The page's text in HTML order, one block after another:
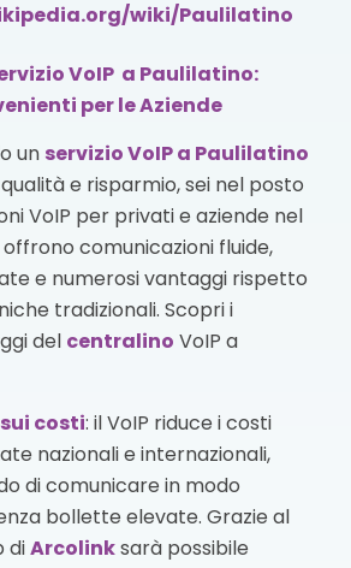
wiki/Paulilatino
VoIP a Paulilatino:
per le Aziende
un servizio VoIPa Paulilatino
e risparmio, sei nel posto
VoIP per privati e aziende nel
comunicazioni fluide,
e numerosi vantaggi rispetto
tradizionali. Scopri i
del centralino VoIP a
costi: il VoIP riduce i costi
nazionali e internazionali,
di comunicare in modo
bollette elevate. Grazie al
diArcolinksarà possibile